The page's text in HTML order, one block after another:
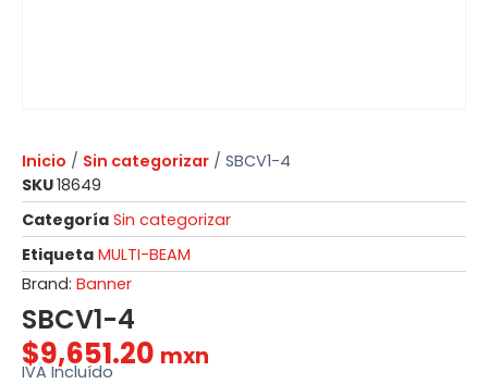
Inicio / Sin categorizar / SBCV1-4
SKU18649
Categoría Sin categorizar
Etiqueta MULTI-BEAM
Brand: Banner
SBCV1-4
$9,651.20 mxn
IVA Incluído